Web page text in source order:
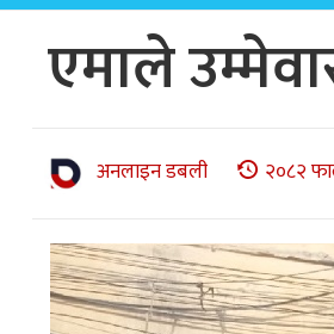
एमाले
अनलाइन डबली २०८२